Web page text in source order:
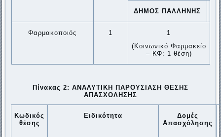
ΔΗΜΟΣ ΠΑΛΛΗΝΗΣ
Φαρμακοποιός 1
1
(Κοινωνικό Φαρμακείο
– ΚΦ: 1 θέση)
Πίνακας 2: ΑΝΑΛΥΤΙΚΗ ΠΑΡΟΥΣΙΑΣΗ ΘΕΣΗΣ
ΑΠΑΣΧΟΛΗΣΗΣ
Κωδικός
θέσης
Ειδικότητα
Δομές
Απασχόλησης